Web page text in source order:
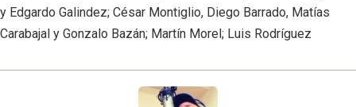
y Edgardo Galindez; César Montiglio, Diego Barrado, Matías
Carabajal y Gonzalo Bazán; Martín Morel; Luis Rodríguez